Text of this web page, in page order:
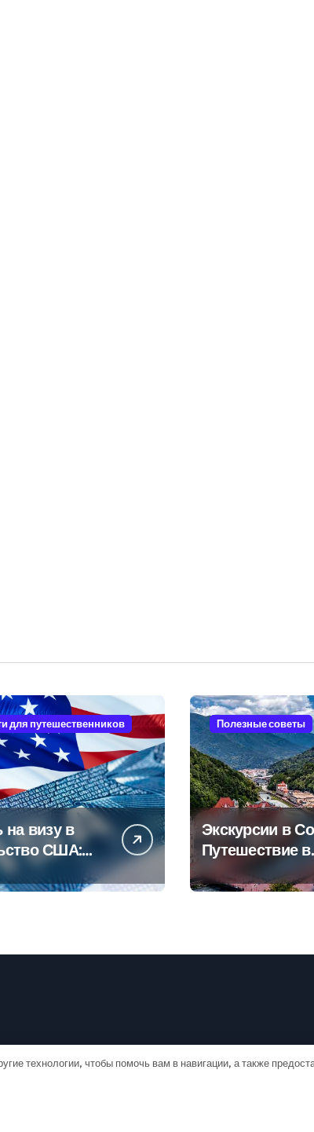
для путешественников
на визу в
США:
Полезные советы
Экскурсии в
Путешествие в
сердце
Черноморского
технологии, чтобы помочь вам в навигации, а также